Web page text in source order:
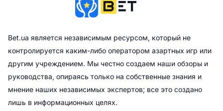
Bet.ua является независимым ресурсом, который не
контролируется каким-либо оператором азартных игр или
другим учреждением. Мы честно создаем наши обзоры и
руководства, опираясь только на собственные знания и
мнение наших независимых экспертов; все это создано
лишь в информационных целях.